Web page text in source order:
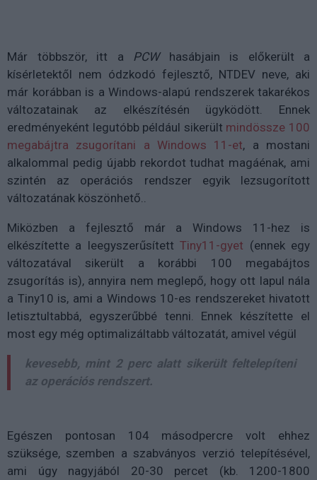
Már többször, itt a PCWhasábjain is előkerült a
kísérletektől nem ódzkodó fejlesztő, NTDEV neve, aki
már korábban is a Windows-alapú rendszerek takarékos
változatainak az elkészítésén ügyködött. Ennek
eredményeként legutóbb például sikerült mindössze 100
megabájtra zsugorítani a Windows 11-et, a mostani
alkalommal pedig újabb rekordot tudhat magáénak, ami
szintén az operációs rendszer egyik lezsugorított
változatának köszönhető..
Miközben a fejlesztő már a Windows 11-hez is
elkészítette a leegyszerűsítettTiny11-gyet (ennek egy
változatával sikerült a korábbi 100 megabájtos
zsugorítás is), annyira nem meglepő, hogy ott lapul nála
a Tiny10 is, ami a Windows 10-es rendszereket hivatott
letisztultabbá, egyszerűbbé tenni. Ennek készítette el
most egy még optimalizáltabb változatát, amivel végül
kevesebb, mint 2 perc alatt sikerült feltelepíteni
az operációs rendszert.
Egészen pontosan 104 másodpercre volt ehhez
szüksége, szemben a szabványos verzió telepítésével,
ami úgy nagyjából 20-30 percet (kb. 1200-1800